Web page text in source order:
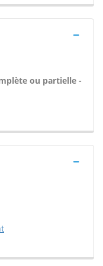
ou partielle -